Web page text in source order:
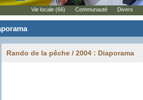
Rando de la pêche / 2004 : Diaporama
Vie locale (66) Communauté Divers